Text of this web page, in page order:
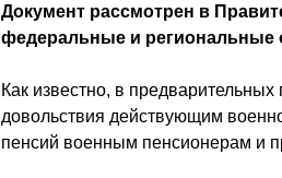
Документ рассмотрен в
федеральные и региональные
Как известно, в
довольствия действующим
пенсий военным пенсионерам и